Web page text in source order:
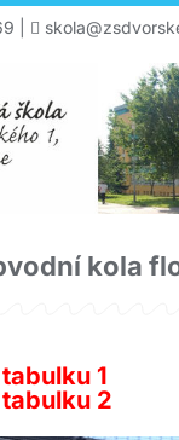
kola
1
2